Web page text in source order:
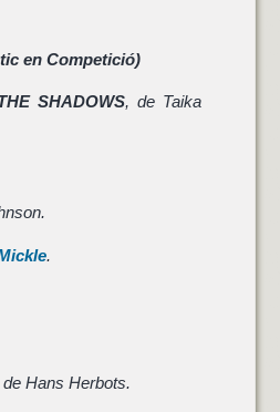
en Competició)
SHADOWS, de Taika
.
de Hans Herbots.